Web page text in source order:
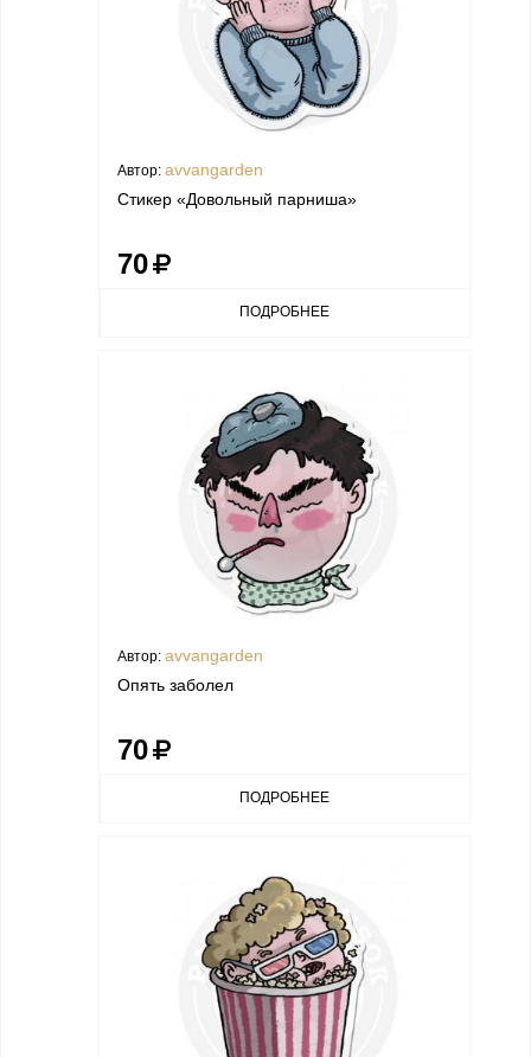
Автор: avvangarden
Стикер «Довольный парниша»
70
ПОДРОБНЕЕ
Автор: avvangarden
Опять заболел
70
ПОДРОБНЕЕ